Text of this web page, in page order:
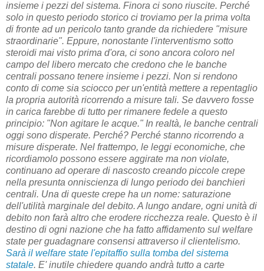
insieme i pezzi del sistema. Finora ci sono riuscite. Perché
solo in questo periodo storico ci troviamo per la prima volta
di fronte ad un pericolo tanto grande da richiedere "misure
straordinarie". Eppure, nonostante l'interventismo sotto
steroidi mai visto prima d'ora, ci sono ancora coloro nel
campo del libero mercato che credono che le banche
centrali possano tenere insieme i pezzi. Non si rendono
conto di come sia sciocco per un'entità mettere a repentaglio
la propria autorità ricorrendo a misure tali. Se davvero fosse
in carica farebbe di tutto per rimanere fedele a questo
principio: "Non agitare le acque." In realtà, le banche centrali
oggi sono disperate. Perché? Perché stanno ricorrendo a
misure disperate. Nel frattempo, le leggi economiche, che
ricordiamolo possono essere aggirate ma non violate,
continuano ad operare di nascosto creando piccole crepe
nella presunta onniscienza di lungo periodo dei banchieri
centrali. Una di queste crepe ha un nome: saturazione
dell'utilità marginale del debito. A lungo andare, ogni unità di
debito non farà altro che erodere ricchezza reale. Questo è il
destino di ogni nazione che ha fatto affidamento sul welfare
state per guadagnare consensi attraverso il clientelismo.
Sarà il welfare state l'epitaffio sulla tomba del sistema
statale. E' inutile chiedere quando andrà tutto a carte